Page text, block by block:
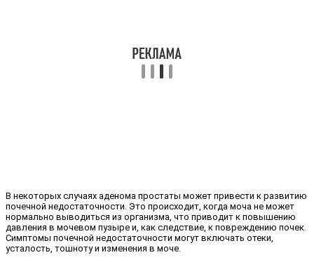
В некоторых случаях аденома простаты может привести к развитию
почечной недостаточности. Это происходит, когда моча не может
нормально выводиться из организма, что приводит к повышению
давления в мочевом пузыре и, как следствие, к повреждению почек.
Симптомы почечной недостаточности могут включать отеки,
усталость, тошноту и изменения в моче.